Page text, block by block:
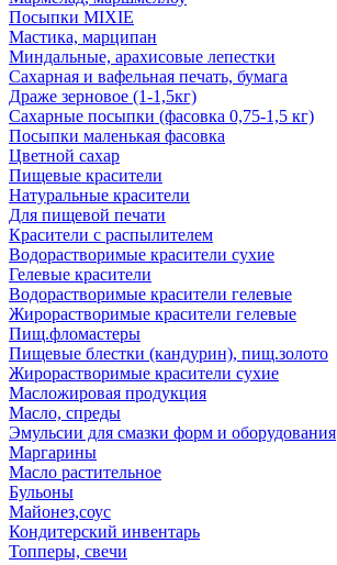
Посыпки MIXIE
Мастика, марципан
Миндальные, арахисовые лепестки
Сахарная и вафельная печать, бумага
Драже зерновое (1-1,5кг)
Сахарные посыпки (фасовка 0,75-1,5 кг)
Посыпки маленькая фасовка
Цветной сахар
Пищевые красители
Натуральные красители
Для пищевой печати
Красители с распылителем
Водорастворимые красители сухие
Гелевые красители
Водорастворимые красители гелевые
Жирорастворимые красители гелевые
Пищ.фломастеры
Пищевые блестки (кандурин), пищ.золото
Жирорастворимые красители сухие
Масложировая продукция
Масло, спреды
Эмульсии для смазки форм и оборудования
Маргарины
Масло растительное
Бульоны
Майонез,соус
Кондитерский инвентарь
Топперы, свечи